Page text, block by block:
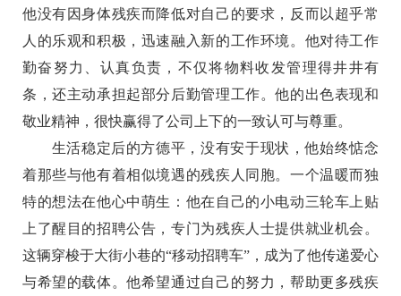
他没有因身体残疾而降低对自己的要求，反而以超乎常
人的乐观和积极，迅速融入新的工作环境。他对待工作
勤奋努力、认真负责，不仅将物料收发管理得井井有
条，还主动承担起部分后勤管理工作。他的出色表现和
敬业精神，很快赢得了公司上下的一致认可与尊重。
生活稳定后的方德平，没有安于现状，他始终惦念
着那些与他有着相似境遇的残疾人同胞。一个温暖而独
特的想法在他心中萌生：他在自己的小电动三轮车上贴
上了醒目的招聘公告，专门为残疾人士提供就业机会。
这辆穿梭于大街小巷的“移动招聘车”，成为了他传递爱心
与希望的载体。他希望通过自己的努力，帮助更多残疾